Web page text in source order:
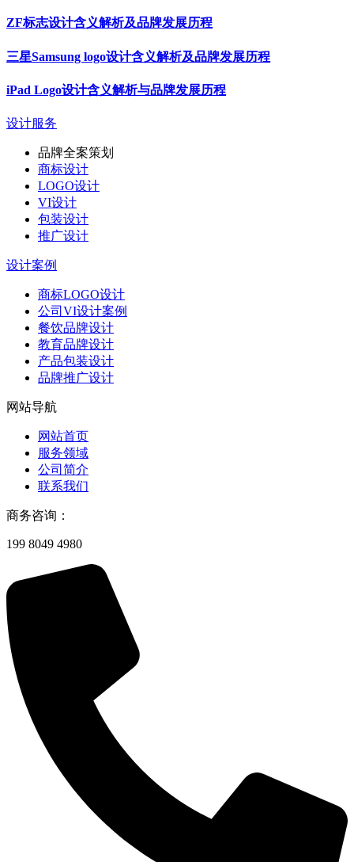
ZF标志设计含义解析及品牌发展历程
三星Samsung logo设计含义解析及品牌发展历程
iPad Logo设计含义解析与品牌发展历程
设计服务
品牌全案策划
商标设计
LOGO设计
VI设计
包装设计
推广设计
设计案例
商标LOGO设计
公司VI设计案例
餐饮品牌设计
教育品牌设计
产品包装设计
品牌推广设计
网站导航
网站首页
服务领域
公司简介
联系我们
商务咨询：
199 8049 4980